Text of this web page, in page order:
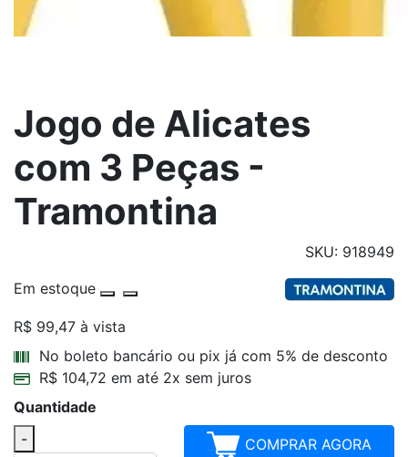
Jogo de Alicates
com 3 Peças -
Tramontina
SKU: 918949
Em estoque
R$ 99,47 à vista
No boleto bancário ou pix já com 5% de desconto
R$ 104,72 em até 2x sem juros
Quantidade
-
COMPRAR AGORA